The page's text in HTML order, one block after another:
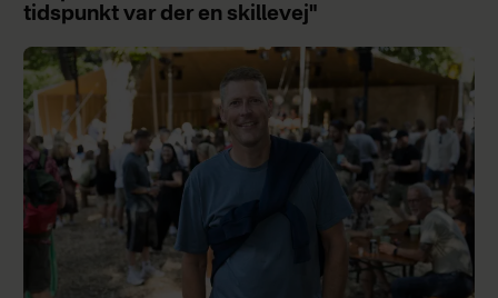
tidspunkt var der en skillevej"